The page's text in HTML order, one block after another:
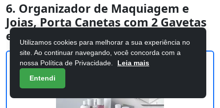
6. Organizador de Maquiagem e
Joias, Porta Canetas com 2 Gavetas
e Divisó
Utilizamos cookies para melhorar a sua experiência no
site. Ao continuar navegando, você concorda com a
nossa Política de Privacidade.
Leia mais
Entendi